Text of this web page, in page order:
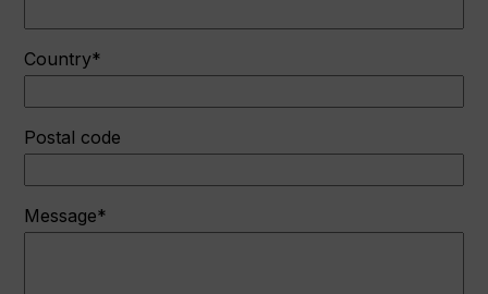
Country*
Postal code
Message*